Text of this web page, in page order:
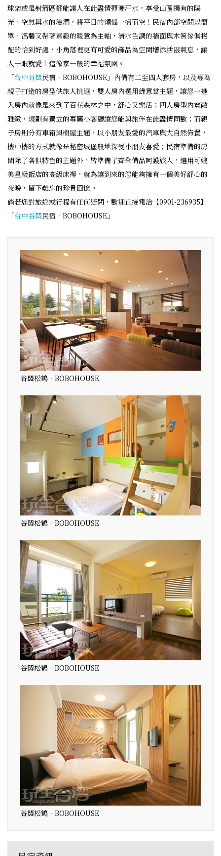
球架或是射箭區都能讓人在此盡情揮灑汗水，享受山區獨有的陽
光、空氣與水的滋潤，將平日的煩惱一掃而空！民宿內部空間以簡
單、溫馨又帶著童趣的暖意為主軸，清水色調的牆面與木質傢俱搭
配的恰到好處，小角落裡更有可愛的飾品為空間增添活潑氣息，讓
人一眼就愛上這像家一般的幸福氛圍。
「台中谷關民宿．BOBOHOUSE」內備有二至四人套房，以及專為
親子打造的房型供旅人挑選，雙人房內選用綠意當主題，讓您一進
入房內就像是來到了百花森林之中，舒心又樂活；四人房型內寬敞
雅緻，規劃有獨立的專屬小客廳讓您能與旅伴在此盡情同歡；而親
子房則分有車箱與樹屋主題，以小朋友最愛的汽車與大自然佈置，
樓中樓的方式就像是秘密城堡般地深受小朋友喜愛；民宿準備的房
間除了各俱特色的主題外，皆準備了齊全備品呵護旅人，選用可媲
美星級飯店的高級床褥，就為讓到來的您能夠擁有一個美好舒心的
夜晚，留下難忘的珍貴回憶。
倘若您對旅途或行程有任何疑問，歡迎直接電洽【0901-236935】
「台中谷關民宿．BOBOHOUSE」
谷關松鶴．BOBOHOUSE
谷關松鶴．BOBOHOUSE
谷關松鶴．BOBOHOUSE
谷關松鶴．BOBOHOUSE